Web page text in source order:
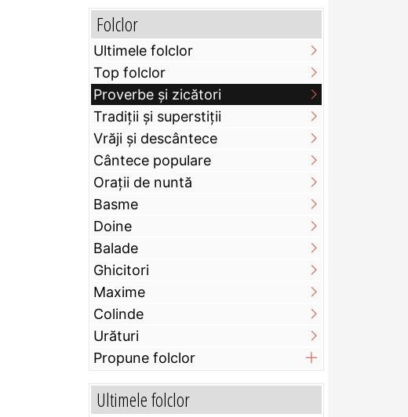
Folclor
Ultimele folclor
Top folclor
Proverbe și zicători
Tradiții și superstiții
Vrăji și descântece
Cântece populare
Orații de nuntă
Basme
Doine
Balade
Ghicitori
Maxime
Colinde
Urături
Propune folclor
Ultimele folclor